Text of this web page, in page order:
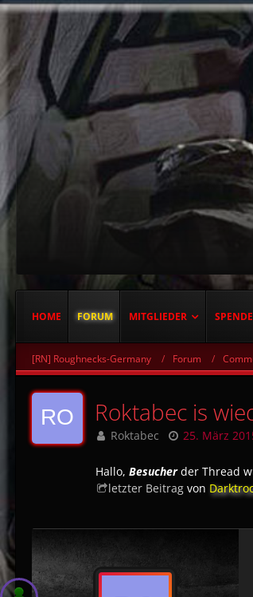
HOME FORUM MITGLIEDER
[RN] Roughnecks-Germany Forum
Roktabec is
Roktabec 25. März
Hallo, Besucherder Thread
letzter Beitrag von